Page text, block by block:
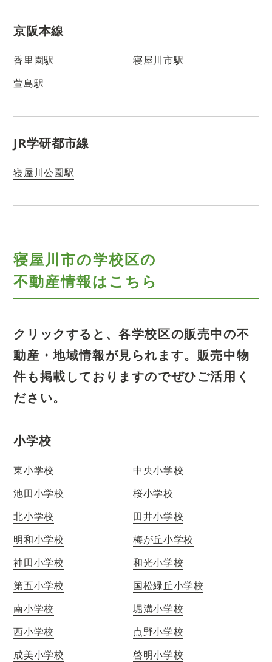
京阪本線
香里園駅
寝屋川市駅
萱島駅
JR学研都市線
寝屋川公園駅
寝屋川市の学校区の
不動産情報はこちら
クリックすると、各学校区の販売中の不
動産・地域情報が見られます。 販売中物
件も掲載しておりますのでぜひご活用く
ださい。
小学校
東小学校
中央小学校
池田小学校
桜小学校
北小学校
田井小学校
明和小学校
梅が丘小学校
神田小学校
和光小学校
第五小学校
国松緑丘小学校
南小学校
堀溝小学校
西小学校
点野小学校
成美小学校
啓明小学校